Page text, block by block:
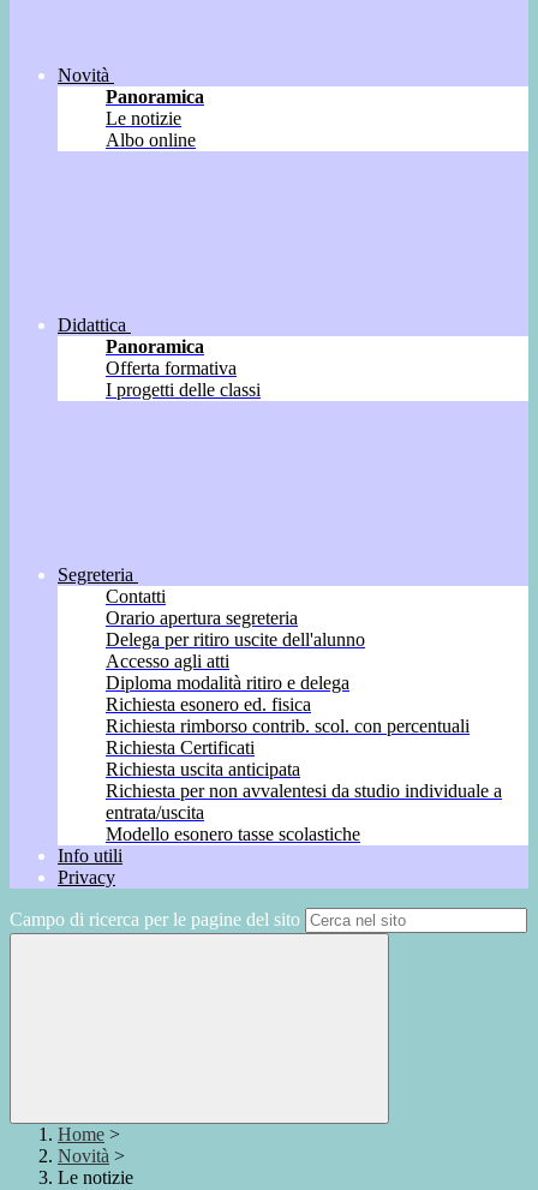
Novità
Panoramica
Le notizie
Albo online
Didattica
Panoramica
Offerta formativa
I progetti delle classi
Segreteria
Contatti
Orario apertura segreteria
Delega per ritiro uscite dell'alunno
Accesso agli atti
Diploma modalità ritiro e delega
Richiesta esonero ed. fisica
Richiesta rimborso contrib. scol. con percentuali
Richiesta Certificati
Richiesta uscita anticipata
Richiesta per non avvalentesi da studio individuale a
entrata/uscita
Modello esonero tasse scolastiche
Info utili
Privacy
Campo di ricerca per le pagine del sito
Home >
Novità >
Le notizie